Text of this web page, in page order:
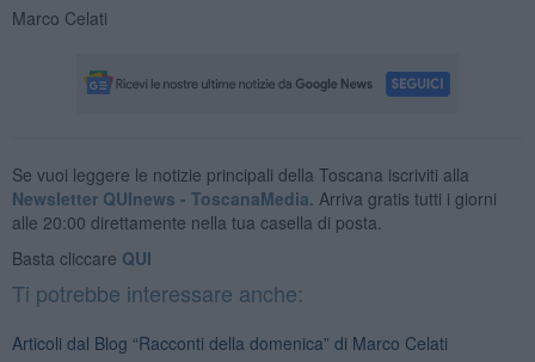
Marco Celati
Se vuoi leggere le notizie principali della Toscana iscriviti alla
Newsletter QUInews - ToscanaMedia. Arriva gratis tutti i giorni
alle 20:00 direttamente nella tua casella di posta.
Basta cliccare QUI
Ti potrebbe interessare anche:
Articoli dal Blog “Racconti della domenica” di Marco Celati